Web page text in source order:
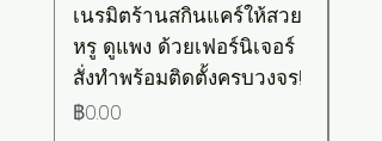
เนรมิตร้านสกินแคร์ให้สวย
หรู ดูแพง ด้วยเฟอร์นิเจอร์
สั่งทำพร้อมติดตั้งครบวงจร!
ราคา
฿0.00